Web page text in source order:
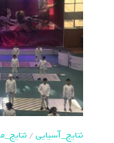
نتایج_آسیایی/